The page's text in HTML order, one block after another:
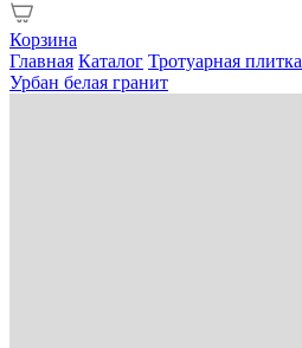
Корзина
Главная Каталог Тротуарная плитка
Урбан белая гранит